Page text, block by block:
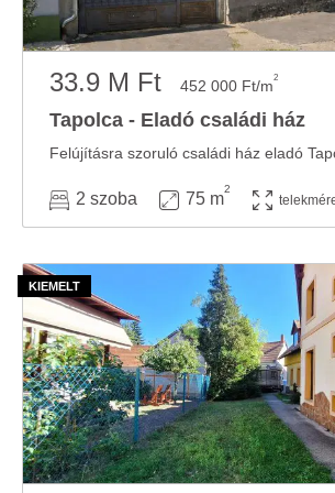
33.9 M Ft 452 000 Ft/m2
Tapolca - Eladó családi ház
2 szoba 75 m
2